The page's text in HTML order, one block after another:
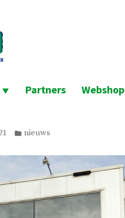
Partners Webshop
Geplaatst
nieuws